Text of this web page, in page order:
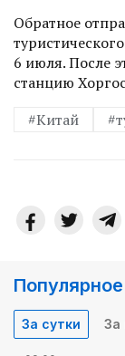
Обратное
6 июля. После
станцию
#Китай
Популярное
За сутки За